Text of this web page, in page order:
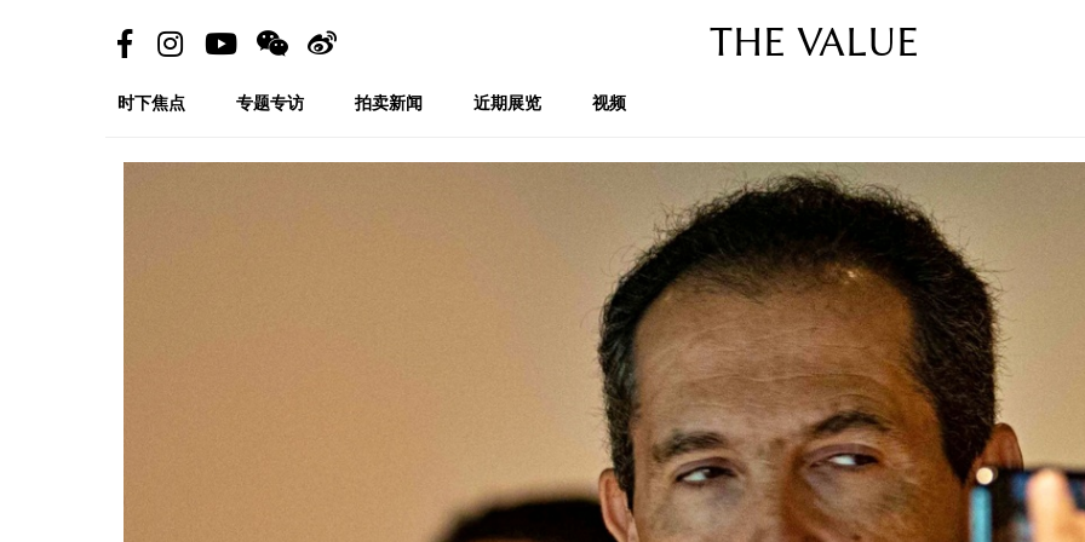
THE VALUE
时下焦点 专题专访 拍卖新闻 近期展览 视频